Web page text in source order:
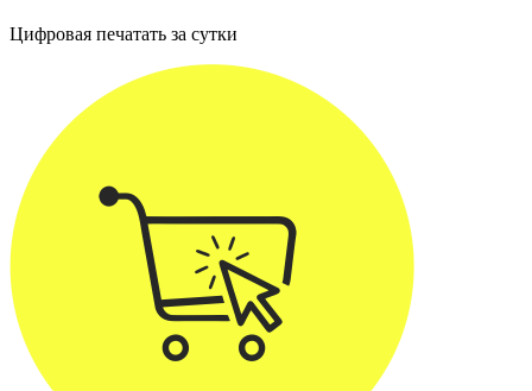
Цифровая печатать за сутки